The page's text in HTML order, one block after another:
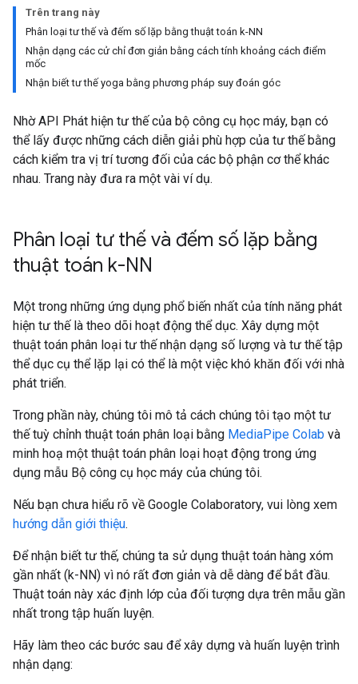
Trên trang này
Phân loại tư thế và đếm số lặp bằng thuật toán k-NN
Nhận dạng các cử chỉ đơn giản bằng cách tính khoảng cách điểm
mốc
Nhận biết tư thế yoga bằng phương pháp suy đoán góc
Nhờ API Phát hiện tư thế của bộ công cụ học máy, bạn có
thể lấy được những cách diễn giải phù hợp của tư thế bằng
cách kiểm tra vị trí tương đối của các bộ phận cơ thể khác
nhau. Trang này đưa ra một vài ví dụ.
Phân loại tư thế và đếm số lặp bằng
thuật toán k-NN
Một trong những ứng dụng phổ biến nhất của tính năng phát
hiện tư thế là theo dõi hoạt động thể dục. Xây dựng một
thuật toán phân loại tư thế nhận dạng số lượng và tư thế tập
thể dục cụ thể lặp lại có thể là một việc khó khăn đối với nhà
phát triển.
Trong phần này, chúng tôi mô tả cách chúng tôi tạo một tư
thế tuỳ chỉnh thuật toán phân loại bằng MediaPipe Colab và
minh hoạ một thuật toán phân loại hoạt động trong ứng
dụng mẫu Bộ công cụ học máy của chúng tôi.
Nếu bạn chưa hiểu rõ về Google Colaboratory, vui lòng xem
hướng dẫn giới thiệu.
Để nhận biết tư thế, chúng ta sử dụng thuật toán hàng xóm
gần nhất (k-NN) vì nó rất đơn giản và dễ dàng để bắt đầu.
Thuật toán này xác định lớp của đối tượng dựa trên mẫu gần
nhất trong tập huấn luyện.
Hãy làm theo các bước sau để xây dựng và huấn luyện trình
nhận dạng: